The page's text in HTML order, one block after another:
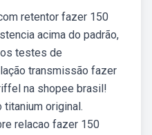
retentor fazer 150
acima do padrão,
testes de
transmissão fazer
na shopee brasil!
original.
relacao fazer 150